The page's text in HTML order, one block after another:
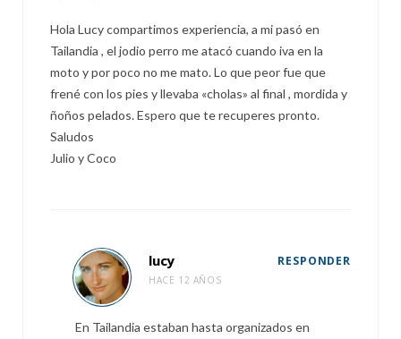
Hola Lucy compartimos experiencia, a mi pasó en
Tailandia , el jodio perro me atacó cuando iva en la
moto y por poco no me mato. Lo que peor fue que
frené con los pies y llevaba «cholas» al final , mordida y
ñoños pelados. Espero que te recuperes pronto.
Saludos
Julio y Coco
lucy
HACE 12 AÑOS
RESPONDER
En Tailandia estaban hasta organizados en